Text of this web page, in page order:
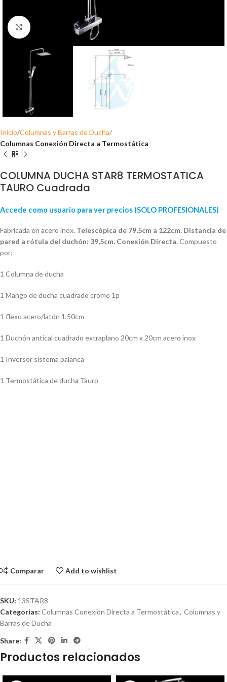
Click para ampliar
Inicio Columnas y Barras de Ducha
Columnas Conexión Directa a Termostática
COLUMNA DUCHA STAR8 TERMOSTATICA
TAURO Cuadrada
Accede como usuario para ver precios (SOLO PROFESIONALES)
Fabricada en acero inox. Telescópica de 79,5cm a 122cm. Distancia de
pared a rótula del duchón: 39,5cm. Conexión Directa.Compuesto
por:
1 Columna de ducha
1 Mango de ducha cuadrado cromo 1p
1 flexo acero/latón 1,50cm
1 Duchón antical cuadrado extraplano 20cm x 20cm acero inox
1 Inversor sistema palanca
1 Termostática de ducha Tauro
Comparar Add to wishlist
SKU: 13STAR8
Categorías: Columnas Conexión Directa a Termostática, Columnas y
Barras de Ducha
Share:
Productos relacionados